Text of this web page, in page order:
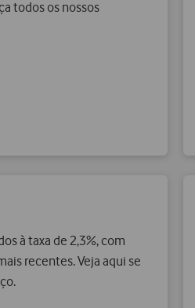
todos os nossos
à taxa de 2,3%, com
recentes. Veja aqui se